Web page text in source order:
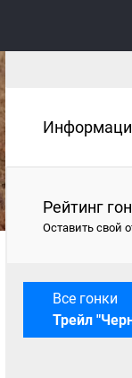
Рейтинг
Оставить свой
Все гонки
Трейл